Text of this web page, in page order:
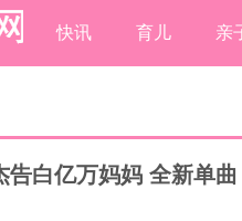
快讯 育儿 亲
告白亿万妈妈 全新单